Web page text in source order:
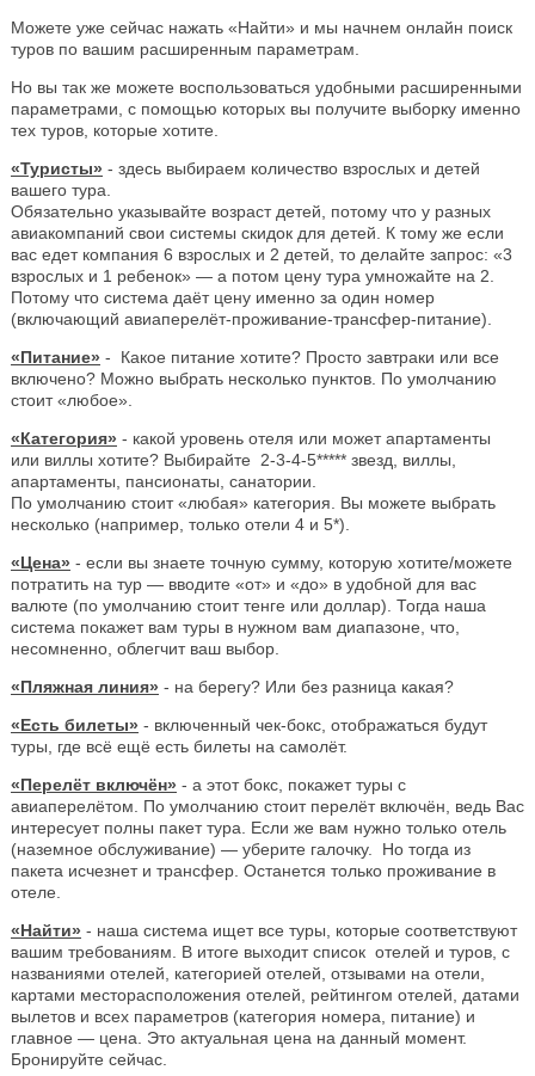
Можете уже сейчас нажать «Найти» и мы начнем онлайн поиск
туров по вашим расширенным параметрам.
Но вы так же можете воспользоваться удобными расширенными
параметрами, с помощью которых вы получите выборку именно
тех туров, которые хотите.
«Туристы» - здесь выбираем количество взрослых и детей
вашего тура.
Обязательно указывайте возраст детей, потому что у разных
авиакомпаний свои системы скидок для детей. К тому же если
вас едет компания 6 взрослых и 2 детей, то делайте запрос: «3
взрослых и 1 ребенок» — а потом цену тура умножайте на 2.
Потому что система даёт цену именно за один номер
(включающий авиаперелёт-проживание-трансфер-питание).
«Питание» - Какое питание хотите? Просто завтраки или все
включено? Можно выбрать несколько пунктов. По умолчанию
стоит «любое».
«Категория» - какой уровень отеля или может апартаменты
или виллы хотите? Выбирайте 2-3-4-5***** звезд, виллы,
апартаменты, пансионаты, санатории.
По умолчанию стоит «любая» категория. Вы можете выбрать
несколько (например, только отели 4 и 5*).
«Цена» - если вы знаете точную сумму, которую хотите/можете
потратить на тур — вводите «от» и «до» в удобной для вас
валюте (по умолчанию стоит тенге или доллар). Тогда наша
система покажет вам туры в нужном вам диапазоне, что,
несомненно, облегчит ваш выбор.
«Пляжная линия» - на берегу? Или без разница какая?
«Есть билеты» - включенный чек-бокс, отображаться будут
туры, где всё ещё есть билеты на самолёт.
«Перелёт включён» - а этот бокс, покажет туры с
авиаперелётом. По умолчанию стоит перелёт включён, ведь Вас
интересует полны пакет тура. Если же вам нужно только отель
(наземное обслуживание) — уберите галочку. Но тогда из
пакета исчезнет и трансфер. Останется только проживание в
отеле.
«Найти» - наша система ищет все туры, которые соответствуют
вашим требованиям. В итоге выходит список отелей и туров, с
названиями отелей, категорией отелей, отзывами на отели,
картами месторасположения отелей, рейтингом отелей, датами
вылетов и всех параметров (категория номера, питание) и
главное — цена. Это актуальная цена на данный момент.
Бронируйте сейчас.